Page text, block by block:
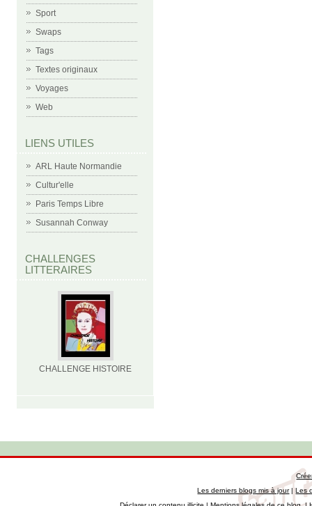
Sport
Swaps
Tags
Textes originaux
Voyages
Web
LIENS UTILES
ARL Haute Normandie
Cultur'elle
Paris Temps Libre
Susannah Conway
CHALLENGES
LITTERAIRES
CHALLENGE HISTOIRE
Les derniers blogs mis à jour|Les